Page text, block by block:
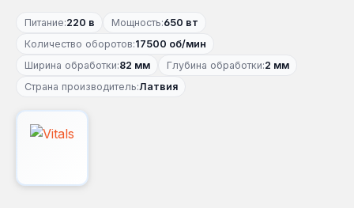
Питание:220 в Мощность:650 вт
Количество оборотов:17500 об/мин
Ширина обработки:82 мм Глубина обработки:2 мм
Страна производитель:Латвия